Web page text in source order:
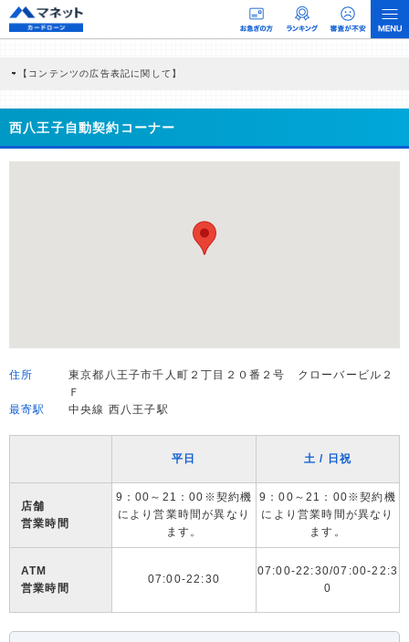
【コンテンツの広告表記に関して】
商品を根拠なくPRするものではなく、当編集部の調査／ユーザーへの口コミ収集な
どに基づき、公平性を担保した情報提供を行っています。
>提携企業一覧
西八王子自動契約コーナー
住所
東京都八王子市千人町２丁目２０番２号 クローバービル２
Ｆ
最寄駅
中央線 西八王子駅
平日 土 / 日祝
店舗
営業時間
9：00～21：00※契約機
により営業時間が異なり
ます。
9：00～21：00※契約機
により営業時間が異なり
ます。
ATM
営業時間
07:00-22:30
07:00-22:30/07:00-22:3
0